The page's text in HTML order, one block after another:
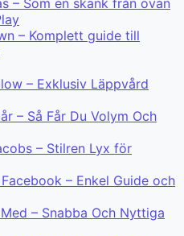
– Som en skänk från ovan
– Komplett guide till
– Exklusiv Läppvård
– Så Får Du Volym Och
– Stilren Lyx för
– Enkel Guide och
– Snabba Och Nyttiga